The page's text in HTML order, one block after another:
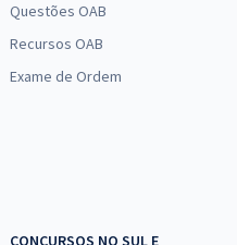
Questões OAB
Recursos OAB
Exame de Ordem
CONCURSOS NO SUL E